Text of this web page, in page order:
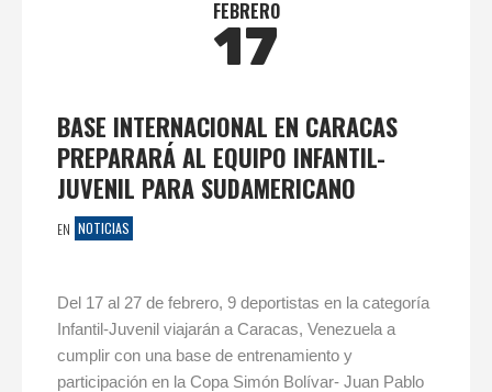
FEBRERO
17
BASE INTERNACIONAL EN CARACAS
PREPARARÁ AL EQUIPO INFANTIL-
JUVENIL PARA SUDAMERICANO
EN NOTICIAS
Del 17 al 27 de febrero, 9 deportistas en la categoría
Infantil-Juvenil viajarán a Caracas, Venezuela a
cumplir con una base de entrenamiento y
participación en la Copa Simón Bolívar- Juan Pablo